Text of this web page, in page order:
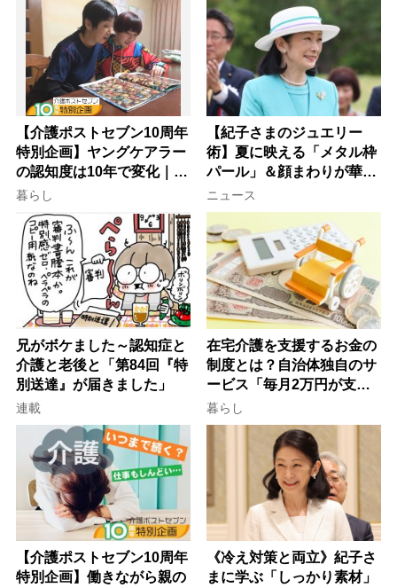
【介護ポストセブン10周年
特別企画】ヤングケアラー
の認知度は10年で変化｜流
行語大賞にノミネート、法
律にも明記されたが果たし
て現在は？
暮らし
【紀子さまのジュエリー
術】夏に映える「メタル枠
パール」＆顔まわりが華や
ぐ「揺れる一粒」の使い分
け方
ニュース
兄がボケました～認知症と
介護と老後と「第84回『特
別送達』が届きました」
連載
在宅介護を支援するお金の
制度とは？自治体独自のサ
ービス「毎月2万円が支給
される」ケースも【FP解
説】
暮らし
【介護ポストセブン10周年
特別企画】働きながら親の
《冷え対策と両立》紀子さ
まに学ぶ「しっかり素材」